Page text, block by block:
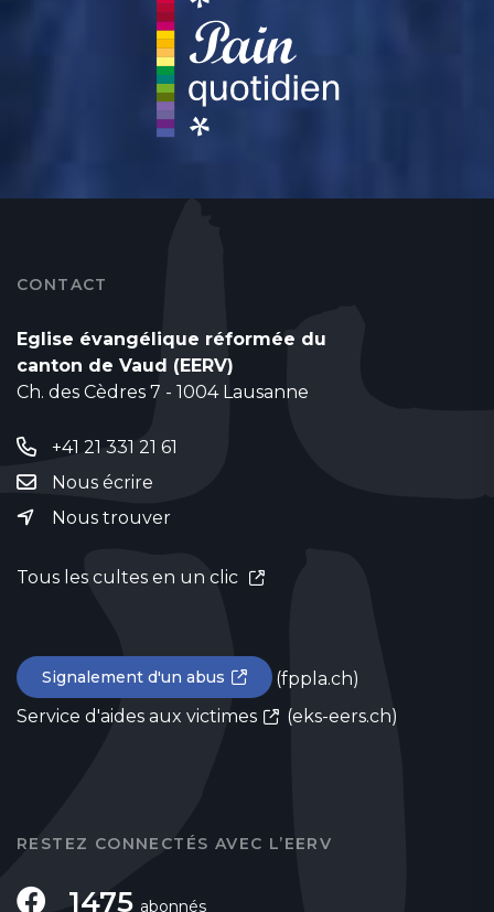
CONTACT
Eglise évangélique réformée du
canton de Vaud (EERV)
Ch. des Cèdres 7 - 1004 Lausanne
+41 21 331 21 61
Nous écrire
Nous trouver
Tous les cultes en un clic
Signalement d'un abus
(fppla.ch)
Service d'aides aux victimes
(eks-eers.ch)
RESTEZ CONNECTÉS AVEC L’EERV
1475 abonnés